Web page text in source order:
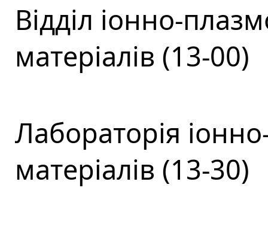
Відділ іонно-
матеріалів (13-00)
Лабораторія
матеріалів (13-30)